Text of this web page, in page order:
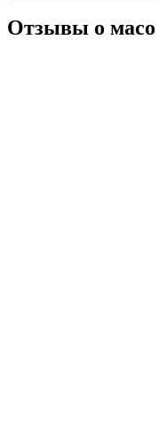
Отзывы о масо